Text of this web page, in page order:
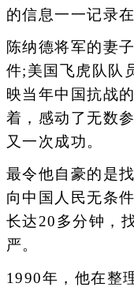
的信息一一记录
陈纳德将军的妻
件;美国飞虎队队
映当年中国抗战
着，感动了无数
又一次成功。
最令他自豪的是
向中国人民无条
长达20多分钟，
严。
1990年，他在整